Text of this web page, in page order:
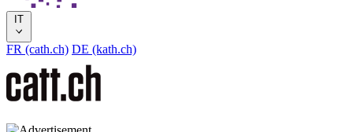
IT
FR (cath.ch) DE (kath.ch)